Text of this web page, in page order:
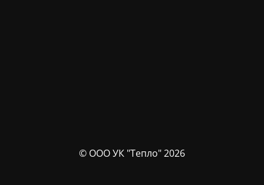
© ООО УК "Тепло" 2026